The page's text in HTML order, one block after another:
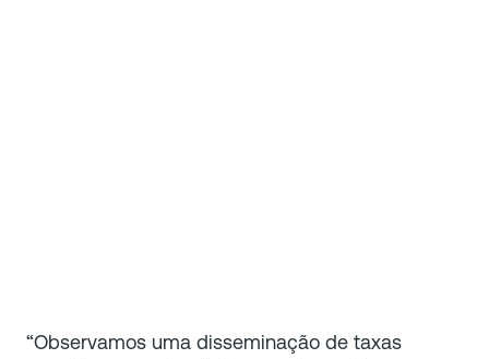
“Observamos uma disseminação de taxas